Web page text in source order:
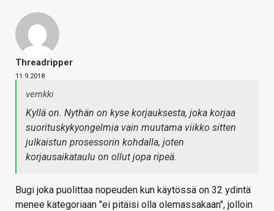
Threadripper
11.9.2018
vemkki
Kyllä on. Nythän on kyse korjauksesta, joka korjaa
suorituskykyongelmia vain muutama viikko sitten
julkaistun prosessorin kohdalla, joten
korjausaikataulu on ollut jopa ripeä.
Bugi joka puolittaa nopeuden kun käytössä on 32 ydintä
menee kategoriaan "ei pitäisi olla olemassakaan", jolloin